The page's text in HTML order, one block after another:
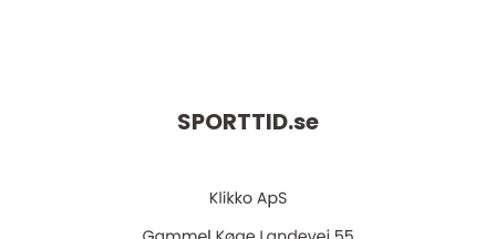
SPORTTID.se